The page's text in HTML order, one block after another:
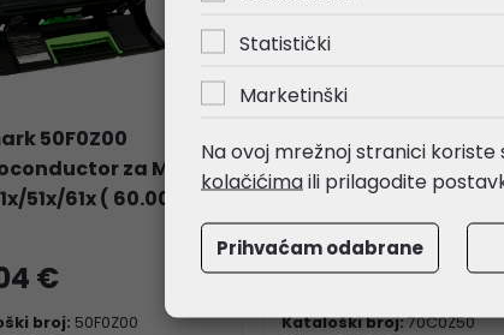
50F0Z00
za MS/MX
51x/61x ( 60.000
€
broj: 50F0Z00
Lexmark 70C0Z50
Color imaging kit za
CS310/410/510,
CX310/410/510
404,54 €
Kataloški broj:70C0Z50
Statistički
Marketinški
Na ovoj mrežnoj stranici
kolačićimaili prilagodite
Prihvaćam odabrane